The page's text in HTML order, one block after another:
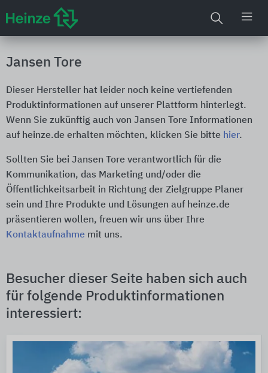
Jansen Tore
Dieser Hersteller hat leider noch keine vertiefenden
Produktinformationen auf unserer Plattform hinterlegt.
Wenn Sie zukünftig auch von Jansen Tore Informationen
auf heinze.de erhalten möchten, klicken Sie bitte hier.
Sollten Sie bei Jansen Tore verantwortlich für die
Kommunikation, das Marketing und/oder die
Öffentlichkeitsarbeit in Richtung der Zielgruppe Planer
sein und Ihre Produkte und Lösungen auf heinze.de
präsentieren wollen, freuen wir uns über Ihre
Kontaktaufnahme mit uns.
Besucher dieser Seite haben sich auch
für folgende Produktinformationen
interessiert: